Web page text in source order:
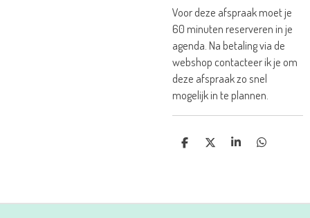
Voor deze afspraak moet je
60 minuten reserveren in je
agenda. Na betaling via de
webshop contacteer ik je om
deze afspraak zo snel
mogelijk in te plannen.
D
D
S
D